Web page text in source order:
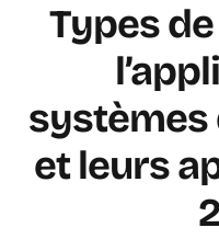
Types
systèmes
et leurs